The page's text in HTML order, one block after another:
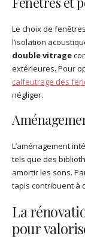
Le choix de
l’isolation
double vitrage
extérieures. Pour
calfeutrage des
négliger.
L’aménagement
tels que des
amortir les sons.
tapis contribuent à
La
pour